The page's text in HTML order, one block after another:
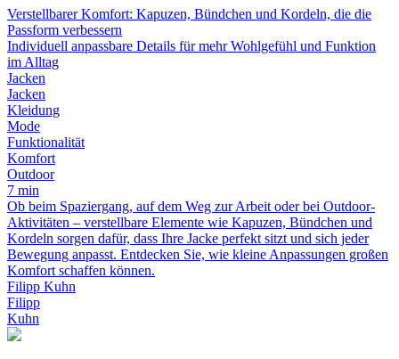
Verstellbarer Komfort: Kapuzen, Bündchen und Kordeln, die die
Passform verbessern
Individuell anpassbare Details für mehr Wohlgefühl und Funktion
im Alltag
Jacken
Jacken
Kleidung
Mode
Funktionalität
Komfort
Outdoor
7 min
Ob beim Spaziergang, auf dem Weg zur Arbeit oder bei Outdoor-
Aktivitäten – verstellbare Elemente wie Kapuzen, Bündchen und
Kordeln sorgen dafür, dass Ihre Jacke perfekt sitzt und sich jeder
Bewegung anpasst. Entdecken Sie, wie kleine Anpassungen großen
Komfort schaffen können.
Filipp Kuhn
Filipp
Kuhn